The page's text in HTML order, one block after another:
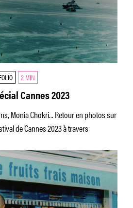
2 MIN
Cannes 2023
Monia Chokri... Retour en photos sur
de Cannes 2023 à travers